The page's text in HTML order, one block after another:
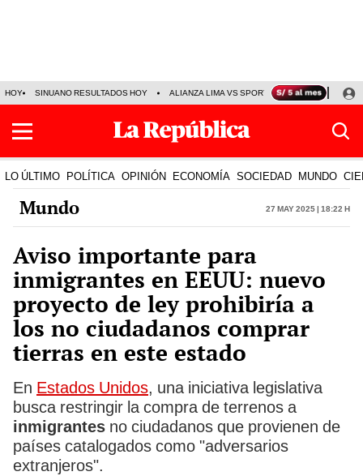
HOY SINUANO RESULTADOS HOY ALIANZA LIMA VS SPORT BOYS JORGE
LO ÚLTIMO POLÍTICA OPINIÓN ECONOMÍA SOCIEDAD MUNDO
Mundo 27 May 2025 | 18:22 h
Aviso importante para
inmigrantes en EEUU: nuevo
proyecto de ley prohibiría a
los no ciudadanos comprar
tierras en este estado
En Estados Unidos, una iniciativa legislativa
busca restringir la compra de terrenos a
inmigrantes no ciudadanos que provienen de
países catalogados como "adversarios
extranjeros".